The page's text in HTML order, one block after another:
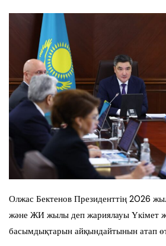
Олжас Бектенов Президенттің 2026
және ЖИ жылы деп жариялауы Үкімет
басымдықтарын айқындайтынын атап